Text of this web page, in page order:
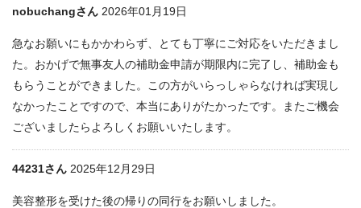
nobuchangさん 2026年01月19日
急なお願いにもかかわらず、とても丁寧にご対応をいただきまし
た。おかげで無事友人の補助金申請が期限内に完了し、補助金も
もらうことができました。この方がいらっしゃらなければ実現し
なかったことですので、本当にありがたかったです。またご機会
ございましたらよろしくお願いいたします。
44231さん 2025年12月29日
美容整形を受けた後の帰りの同行をお願いしました。